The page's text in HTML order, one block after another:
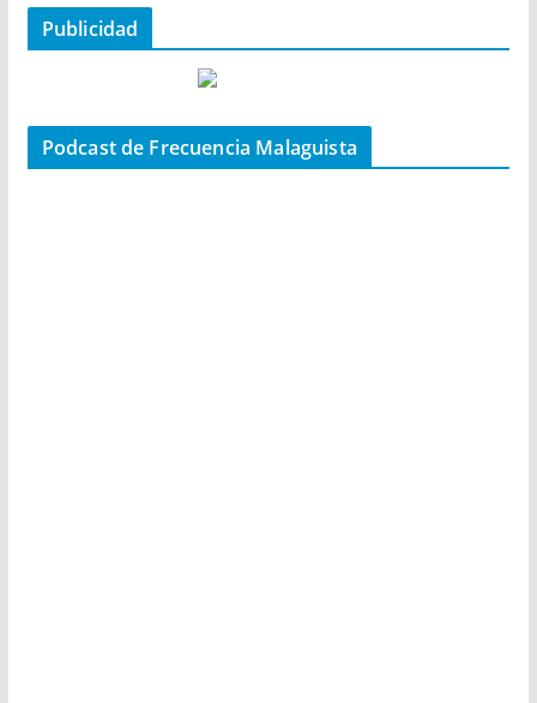
Publicidad
Podcast de Frecuencia Malaguista